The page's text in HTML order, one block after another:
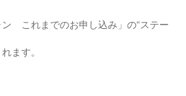
これまでのお申し込み」の“ステー
ます。